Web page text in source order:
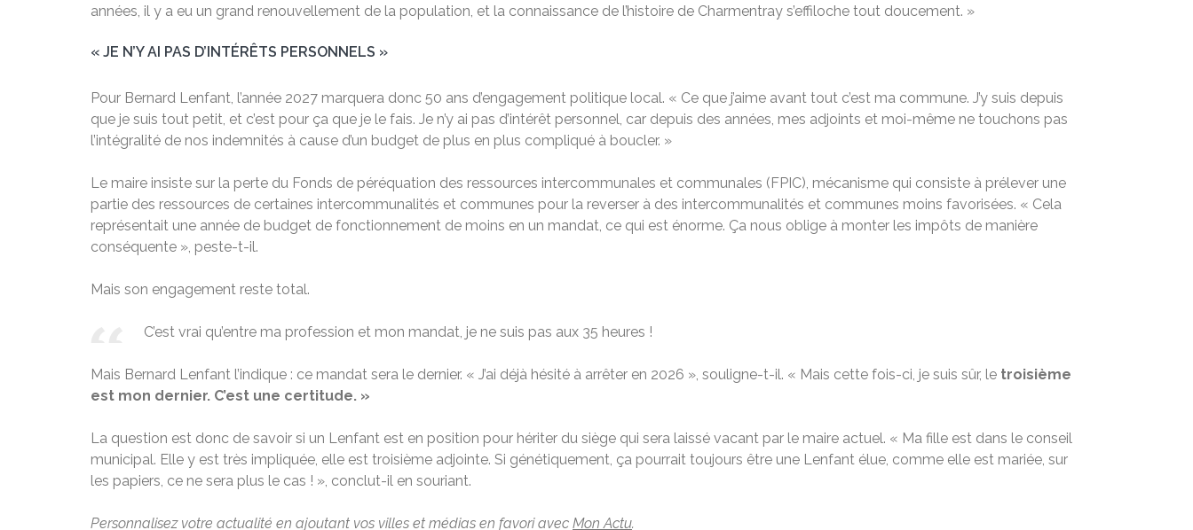
années, il y a eu un grand renouvellement de la population, et la connaissance de l’histoire de Charmentray s’effiloche tout doucement. »
« JE N’Y AI PAS D’INTÉRÊTS PERSONNELS »
Pour Bernard Lenfant, l’année 2027 marquera donc 50 ans d’engagement politique local. « Ce que j’aime avant tout c’est ma commune. J’y suis depuis
que je suis tout petit, et c’est pour ça que je le fais. Je n’y ai pas d’intérêt personnel, car depuis des années, mes adjoints et moi-même ne touchons pas
l’intégralité de nos indemnités à cause d’un budget de plus en plus compliqué à boucler. »
Le maire insiste sur la perte du Fonds de péréquation des ressources intercommunales et communales (FPIC), mécanisme qui consiste à prélever une
partie des ressources de certaines intercommunalités et communes pour la reverser à des intercommunalités et communes moins favorisées. « Cela
représentait une année de budget de fonctionnement de moins en un mandat, ce qui est énorme. Ça nous oblige à monter les impôts de manière
conséquente », peste-t-il.
Mais son engagement reste total.
C’est vrai qu’entre ma profession et mon mandat, je ne suis pas aux 35 heures !
Mais Bernard Lenfant l’indique : ce mandat sera le dernier. « J’ai déjà hésité à arrêter en 2026 », souligne-t-il. « Mais cette fois-ci, je suis sûr, le troisième
est mon dernier. C’est une certitude. »
La question est donc de savoir si un Lenfant est en position pour hériter du siège qui sera laissé vacant par le maire actuel. « Ma fille est dans le conseil
municipal. Elle y est très impliquée, elle est troisième adjointe. Si génétiquement, ça pourrait toujours être une Lenfant élue, comme elle est mariée, sur
les papiers, ce ne sera plus le cas ! », conclut-il en souriant.
Personnalisez votre actualité en ajoutant vos villes et médias en favori avec Mon Actu.